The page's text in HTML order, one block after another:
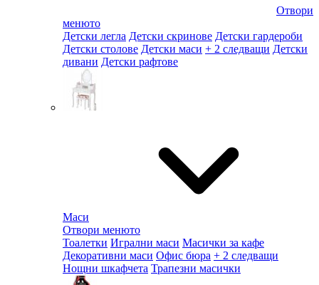
Отвори
менюто
Детски легла Детски скринове Детски гардероби
Детски столове Детски маси + 2 следващи Детски
дивани Детски рафтове
Маси
Отвори менюто
Тоалетки Игрални маси Масички за кафе
Декоративни маси Офис бюра + 2 следващи
Нощни шкафчета Трапезни масички